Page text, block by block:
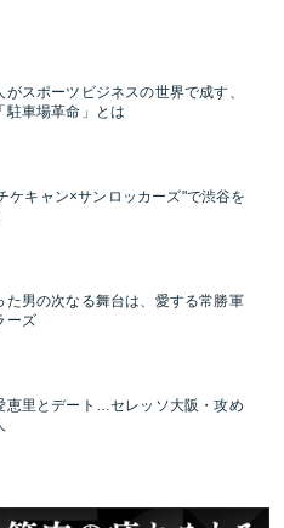
スポーツビジネスの世界で成す、
駐車場革命」とは
ケキャン×サンロッカーズ"で渋谷を
た男の次なる舞台は、愛する常勝軍
ーズ
恵里とデート…セレッソ大阪・攻め